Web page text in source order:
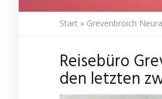
Start » Grevenbroich
Reisebüro
den letzten